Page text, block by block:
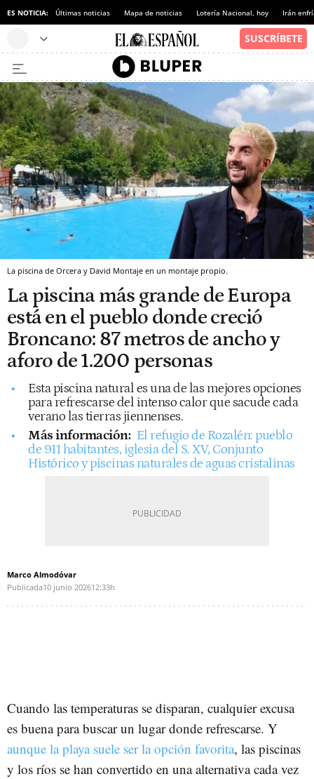
ES NOTICIA: Últimas noticias Mapa de noticias Lotería Nacional, hoy Irán
La piscina de Orcera y David Montaje en un montaje propio.
La piscina más grande de Europa
está en el pueblo donde creció
Broncano: 87 metros de ancho y
aforo de 1.200 personas
Esta piscina natural es una de las mejores opciones
para refrescarse del intenso calor que sacude cada
verano las tierras jiennenses.
Más información: El refugio de Rozalén: pueblo
de 911 habitantes, iglesia del S. XV, Conjunto
Histórico y piscinas naturales de aguas cristalinas
Marco Almodóvar
Publicada10 junio 202612:33h
Cuando las temperaturas se disparan, cualquier excusa
es buena para buscar un lugar donde refrescarse. Y
aunque la playa suele ser la opción favorita, las piscinas
y los ríos se han convertido en una alternativa cada vez